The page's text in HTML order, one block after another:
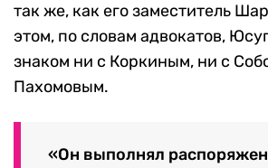
так же, как его заместитель
этом, по словам адвокатов,
знаком ни с Коркиным, ни с
Пахомовым.
«Он выполнял